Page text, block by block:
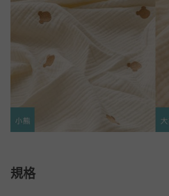
規格